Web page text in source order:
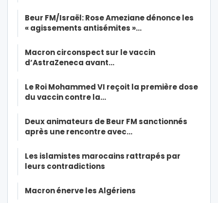
Beur FM/Israël: Rose Ameziane dénonce les
« agissements antisémites »…
Macron circonspect sur le vaccin
d’AstraZeneca avant…
Le Roi Mohammed VI reçoit la première dose
du vaccin contre la…
Deux animateurs de Beur FM sanctionnés
après une rencontre avec…
Les islamistes marocains rattrapés par
leurs contradictions
Macron énerve les Algériens